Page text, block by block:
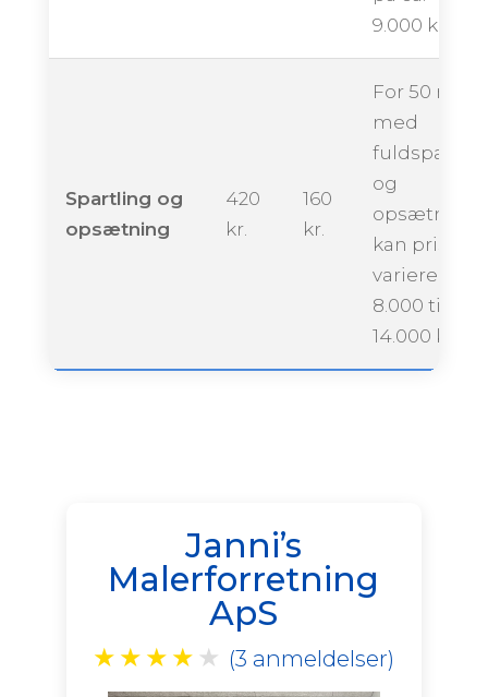
9.000
Spartling og
opsætning
420
kr.
160
kr.
For 50 m²
med
og
opsætning
kan prisen
variere fra
8.000 til
14.000
Janni’s
Malerforretning
ApS
★ ★ ★ ★ ★ (3 anmeldelser)